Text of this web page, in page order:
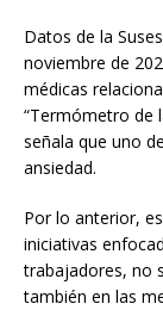
Datos de la
noviembre de
médicas
“Termómetro de
señala que uno
ansiedad.
Por lo anterior,
iniciativas
trabajadores, no
también en las